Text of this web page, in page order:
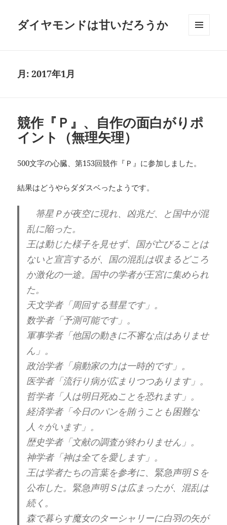
ダイヤモンドは甘いだろうか
月:2017年1月
競作『Ｐ』、自作の面白がりポ
イント（無理矢理）
500文字の心臓、第153回競作『Ｐ』に参加しました。
結果はどうやらダダスベったようです。
箒星Ｐが夜空に現れ、凶兆だ、と国中が混
乱に陥った。
王は動じた様子を見せず、国が亡びることは
ないと宣言するが、国の混乱は収まるどころ
か激化の一途。国中の学者が王宮に集められ
た。
天文学者「周回する彗星です」。
数学者「予測可能です」。
軍事学者「他国の動きに不審な点はありませ
ん」。
政治学者「扇動家の力は一時的です」。
医学者「流行り病が広まりつつあります」。
哲学者「人は明日死ぬことを恐れます」。
経済学者「今日のパンを賄うことも困難な
人々がいます」。
歴史学者「文献の調査が終わりません」。
神学者「神は全てを愛します」。
王は学者たちの言葉を参考に、緊急声明Ｓを
公布した。緊急声明Ｓは広まったが、混乱は
続く。
森で暮らす魔女のターシャリーに白羽の矢が